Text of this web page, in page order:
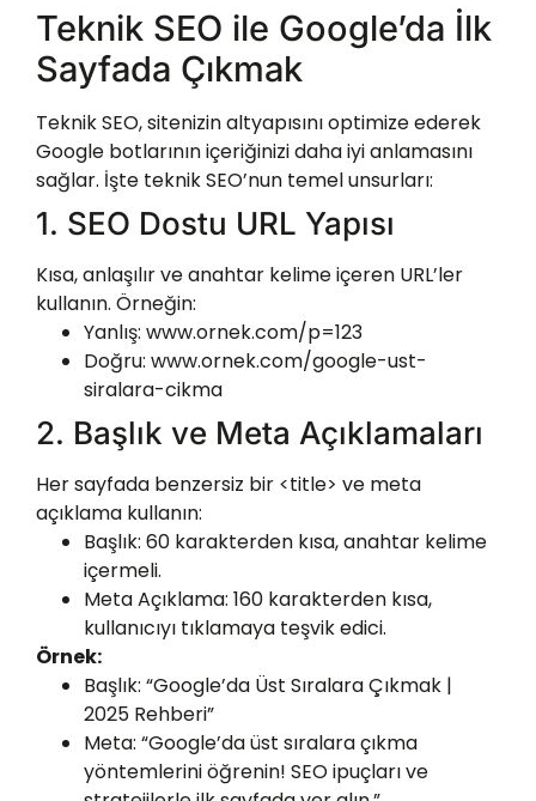
Teknik SEO ile Google’da İlk
Sayfada Çıkmak
Teknik SEO, sitenizin altyapısını optimize ederek
Google botlarının içeriğinizi daha iyi anlamasını
sağlar. İşte teknik SEO’nun temel unsurları:
1. SEO Dostu URL Yapısı
Kısa, anlaşılır ve anahtar kelime içeren URL’ler
kullanın. Örneğin:
Yanlış: www.ornek.com/p=123
Doğru: www.ornek.com/google-ust-
siralara-cikma
2. Başlık ve Meta Açıklamaları
Her sayfada benzersiz bir <title> ve meta
açıklama kullanın:
Başlık: 60 karakterden kısa, anahtar kelime
içermeli.
Meta Açıklama: 160 karakterden kısa,
kullanıcıyı tıklamaya teşvik edici.
Örnek:
Başlık: “Google’da Üst Sıralara Çıkmak |
2025 Rehberi”
Meta: “Google’da üst sıralara çıkma
yöntemlerini öğrenin! SEO ipuçları ve